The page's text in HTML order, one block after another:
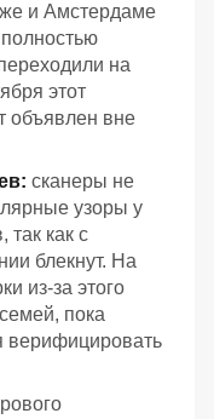
и Амстердаме
полностью
на
этот
объявлен вне
сканеры не
узоры у
как с
блекнут. На
из-за этого
пока
верифицировать